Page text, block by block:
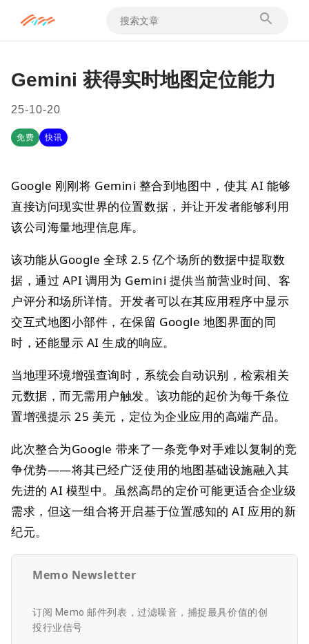
Gemini 获得实时地图定位能力
25-10-20
免费 快讯
Google 刚刚将 Gemini 整合到地图中，使其 AI 能够
直接访问现实世界的位置数据，并让开发者能够利用
该公司海量地理信息库。
该功能从Google 全球 2.5 亿个场所的数据中提取数
据，通过 API 调用为 Gemini 提供当前营业时间、客
户评分和场所详情。开发者可以在其应用程序中显示
交互式地图小部件，在保留 Google 地图界面的同
时，还能显示 AI 生成的响应。
当地理环境增强查询时，系统会自动识别，检索相关
元数据，而无需用户触发。该功能的起价为每千条位
置增强提示 25 美元，定位为企业应用的高端产品。
此次整合为Google 带来了一条竞争对手难以复制的竞
争优势——将其已经广泛使用的地图基础设施融入其
先进的 AI 模型中。虽然高昂的定价可能更适合企业级
需求，但这一组合将开启基于位置感知的 AI 应用的新
纪元。
Memo Newsletter
订阅 Memo 邮件列表，过滤噪音，捕捉最具价值的创
投行业信号